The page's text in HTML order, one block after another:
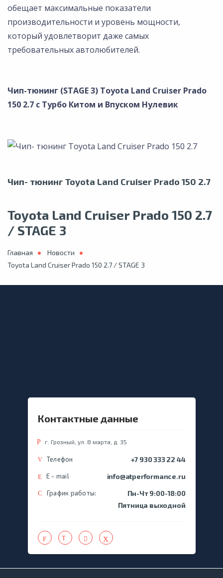
Главная
Новости
Toyota Land Cruiser Prado 150 2.7 / STAGE 3
Toyota Land Cruiser Prado 150 2.7
/ STAGE 3
Чип- тюнинг Toyota Land Cruiser Prado 150 2.7
Чип-тюнинг (STAGE 3) Toyota Land Cruiser Prado
150 2.7 с Турбо Китом и Впуском Нулевик
обещает максимальные показатели
производительности и уровень мощности,
который удовлетворит даже самых
требовательных автолюбителей.
Контактные данные
г. Грозный, ул. 8 марта, д. 35
Телефон +7 930 333 22 44
E - mail info@atperformance.ru
График работы:
Пн-Чт 9:00-18:00
Пятница выходной